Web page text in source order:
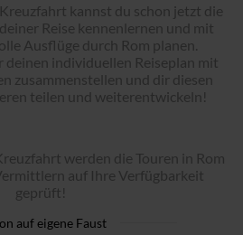
kannst du schon jetzt die
Reise kennenlernen und mit
Ausflüge durch Rom planen.
deinen individuellen Reiseplan mit
zusammenstellen und dir diesen
teilen und weiterentwickeln!
werden die Touren in Rom
auf Ihre Verfügbarkeit
geprüft!